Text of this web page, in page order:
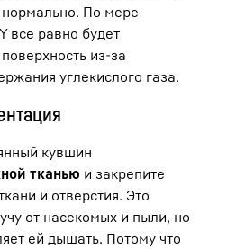
нормально. По мере
все равно будет
из-за
углекислого газа.
кувшин
тканью и закрепите
и отверстия. Это
от насекомых и пыли, но
ей дышать. Потому что